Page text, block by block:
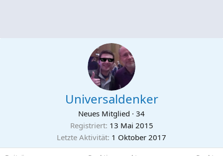
Universaldenker
Neues Mitglied · 34
Registriert 13 Mai 2015
Letzte Aktivität 1 Oktober 2017